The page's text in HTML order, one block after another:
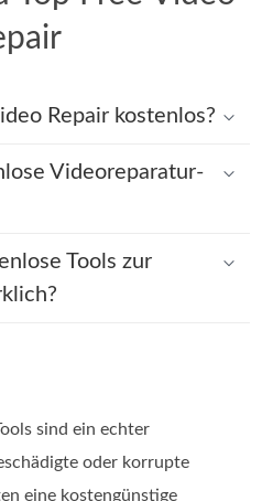
Repair kostenlos?
Videoreparatur-
Tools zur
sind ein echter
oder korrupte
eine kostengünstige